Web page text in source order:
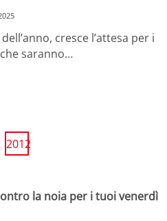
cresce l’attesa per i
saranno…
2012
la noia per i tuoi venerdì